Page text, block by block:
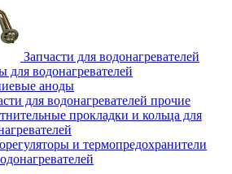
Запчасти для водонагревателей
водонагревателей
аноды
для водонагревателей прочие
прокладки и кольца для
и термопредохранители